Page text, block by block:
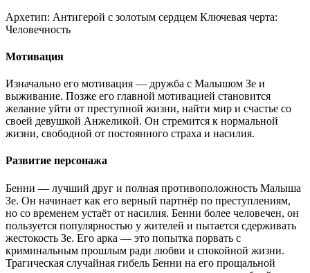
Архетип: Антигерой с золотым сердцем Ключевая черта:
Человечность
Мотивация
Изначально его мотивация — дружба с Малышом Зе и
выживание. Позже его главной мотивацией становится
желание уйти от преступной жизни, найти мир и счастье со
своей девушкой Анжеликой. Он стремится к нормальной
жизни, свободной от постоянного страха и насилия.
Развитие персонажа
Бенни — лучший друг и полная противоположность Малыша
Зе. Он начинает как его верный партнёр по преступлениям,
но со временем устаёт от насилия. Бенни более человечен, он
пользуется популярностью у жителей и пытается сдерживать
жестокость Зе. Его арка — это попытка порвать с
криминальным прошлым ради любви и спокойной жизни.
Трагическая случайная гибель Бенни на его прощальной